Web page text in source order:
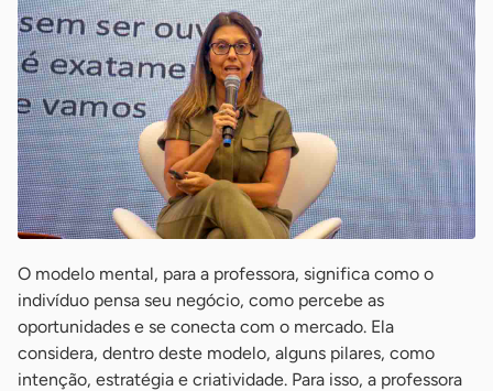
O modelo mental, para a professora, significa como o
indivíduo pensa seu negócio, como percebe as
oportunidades e se conecta com o mercado. Ela
considera, dentro deste modelo, alguns pilares, como
intenção, estratégia e criatividade. Para isso, a professora